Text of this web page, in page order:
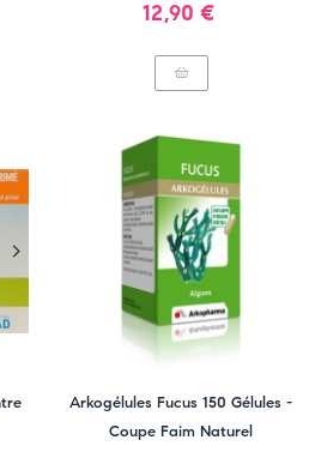
Prix
12,90 €
Arkogélules Fucus 150 Gélules -
Coupe Faim Naturel